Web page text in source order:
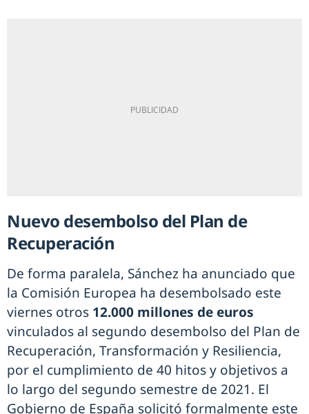
Nuevo desembolso del Plan de
Recuperación
De forma paralela, Sánchez ha anunciado que
la Comisión Europea ha desembolsado este
viernes otros 12.000 millones de euros
vinculados al segundo desembolso del Plan de
Recuperación, Transformación y Resiliencia,
por el cumplimiento de 40 hitos y objetivos a
lo largo del segundo semestre de 2021. El
Gobierno de España solicitó formalmente este